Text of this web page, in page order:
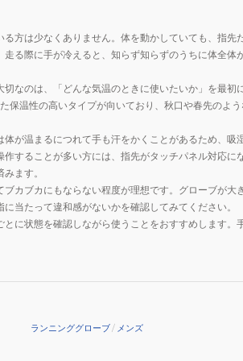
方は少なくありません。体を動かしていても、指
る際に手が冷えると、知らず知らずのうちに体全
切なのは、「どんな気温のときに使いたいか」を最
保温性の高いタイプが向いており、秋口や春先のよ
が温まるにつれて手も汗をかくことがあるため、
することが多い方には、指先がタッチパネル対応
ます。
カブカにもならない程度が理想です。グローブが
当たって違和感がないかを確認してみてください。
に状態を確認しながら使うことをおすすめします
ランニンググローブ/ メンズ